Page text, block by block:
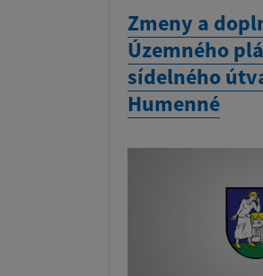
Zmeny a
Územného
sídelného
Humenné